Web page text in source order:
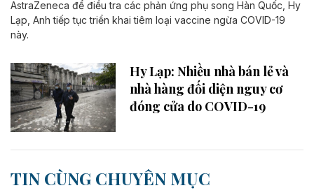
AstraZeneca​ để điều tra các phản ứng phụ song Hàn Quốc, Hy
Lạp, Anh tiếp tục triển khai tiêm loại vaccine ngừa COVID-19
này.
Hy Lạp: Nhiều nhà bán lẻ và
nhà hàng đối diện nguy cơ
đóng cửa do COVID-19
TIN CÙNG CHUYÊN MỤC